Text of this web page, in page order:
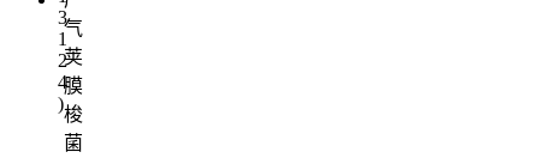
3
1
2
4
)
气
荚
膜
梭
菌